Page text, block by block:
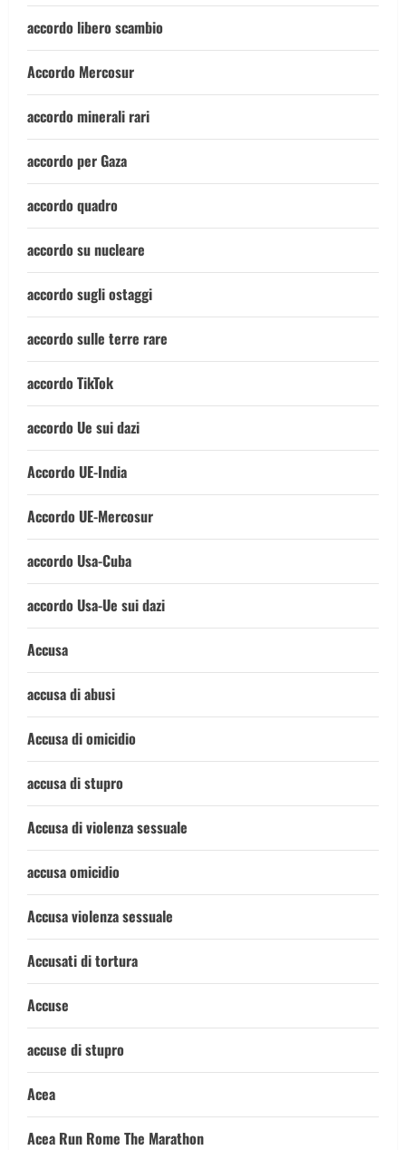
accordo libero scambio
Accordo Mercosur
accordo minerali rari
accordo per Gaza
accordo quadro
accordo su nucleare
accordo sugli ostaggi
accordo sulle terre rare
accordo TikTok
accordo Ue sui dazi
Accordo UE-India
Accordo UE-Mercosur
accordo Usa-Cuba
accordo Usa-Ue sui dazi
Accusa
accusa di abusi
Accusa di omicidio
accusa di stupro
Accusa di violenza sessuale
accusa omicidio
Accusa violenza sessuale
Accusati di tortura
Accuse
accuse di stupro
Acea
Acea Run Rome The Marathon